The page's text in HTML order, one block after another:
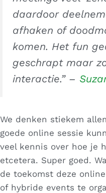
daardoor
afhaken of
komen. Het fun
geschrapt maar
interactie.” –
We denken stiekem
goede online sessie
veel kennis over hoe je
etcetera. Super goed.
de toekomst deze
of hybride events te